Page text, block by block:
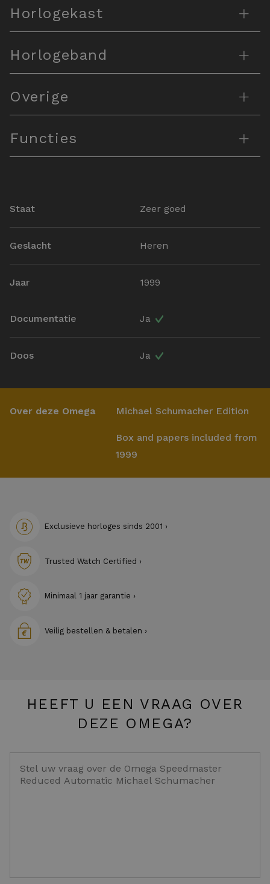
Horlogekast +
Horlogeband +
Overige +
Functies +
Staat Zeer goed
Geslacht Heren
Jaar 1999
Documentatie Ja
Doos Ja
Over deze Omega Michael Schumacher Edition
Box and papers included from
1999
Exclusieve horloges sinds 2001 ›
Trusted Watch Certified ›
Minimaal 1 jaar garantie ›
Veilig bestellen & betalen ›
HEEFT U EEN VRAAG OVER
DEZE OMEGA?